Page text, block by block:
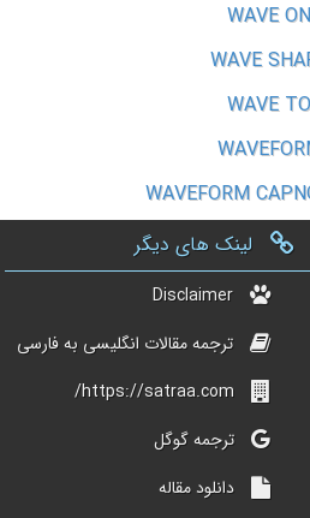
WAVE ON
WAVE
WAVE TO
WAVEFORM
لینک های دیگر
Disclaimer
ترجمه مقالات انگلیسی به فارسی
https://satraa.com/
ترجمه گوگل
دانلود مقاله